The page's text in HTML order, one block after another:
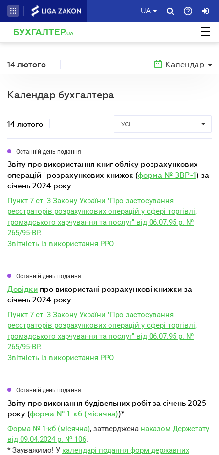
UA
БУХГАЛТЕР.UA
14 лютого Календар
Календар бухгалтера
14 лютого УСІ
Останній день подання
звіту про використання книг обліку розрахункових
операцій і розрахункових книжок (форма № ЗВР-1) за
січень 2024 року
Пункт 7 ст. 3 Закону України "Про застосування
реєстраторів розрахункових операцій у сфері торгівлі,
громадського харчування та послуг" від 06.07.95 р. №
265/95-ВР.
Звітність із використання РРО
Останній день подання
довідки про використані розрахункові книжки за
січень 2024 року
Пункт 7 ст. 3 Закону України "Про застосування
реєстраторів розрахункових операцій у сфері торгівлі,
громадського харчування та послуг" від 06.07.95 р. №
265/95-ВР.
Звітність із використання РРО
Останній день подання
звіту про виконання будівельних робіт за січень 2025
року (форма № 1-кб (місячна))*
Форма № 1-кб (місячна), затверджена наказом Держстату
від 09.04.2024 р. № 106.
* Зауважимо! У календарі подання форм державних